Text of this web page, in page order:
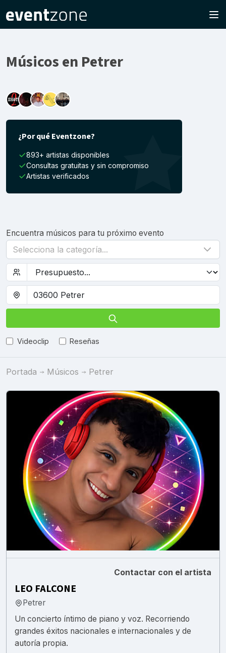
Músicos en Petrer
¿Por qué Eventzone?
893+ artistas disponibles
Consultas gratuitas y sin compromiso
Artistas verificados
Encuentra músicos para tu próximo evento
Selecciona la categoría...
Videoclip Reseñas
Portada Músicos Petrer
Contactar con el artista
LEO FALCONE
Petrer
Un concierto íntimo de piano y voz. Recorriendo
grandes éxitos nacionales e internacionales y de
autoría propia.